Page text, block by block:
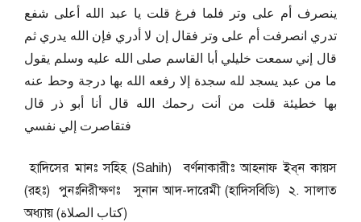
ينصرف أم على وتر فلما فرغ قلت يا عبد الله أعلى شفع
تدري انصرفت أم على وتر فقال إن لا أدري فإن الله يدري ثم
قال إني سمعت خليلي أبا القاسم صلى الله عليه وسلم يقول
ما من عبد يسجد لله سجدة إلا رفعه الله بها درجة وحط عنه
بها خطيئة قلت من أنت رحمك الله قال أنا أبو ذر قال
فتقاصرت إلي نفسي
হাদিসের মানঃ সহিহ (Sahih) বর্ণনাকারীঃ আহনাফ ইব্‌ন কায়স
(রহঃ) পুনঃনিরীক্ষণঃ সুনান আদ-দারেমী (হাদিসবিডি) ২. সালাত
অধ্যায় (كتاب الصلاة)